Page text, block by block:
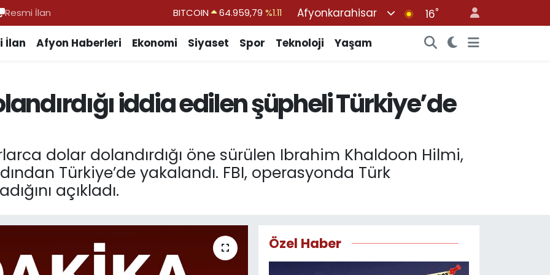
Resmi İlan BITCOIN 64.959,79 %1.11
GRAM ALTIN
6660.55%0.03
13.779%-14
Afyonkarahisar 16°
İlan Afyon Haberleri Ekonomi Siyaset Spor Teknoloji Yaşam
iddia edilen şüpheli Türkiye’de
dolar dolandırdığı öne sürülen Ibrahim Khaldoon Hilmi,
Türkiye’de yakalandı. FBI, operasyonda Türk
açıkladı.
Özel Haber